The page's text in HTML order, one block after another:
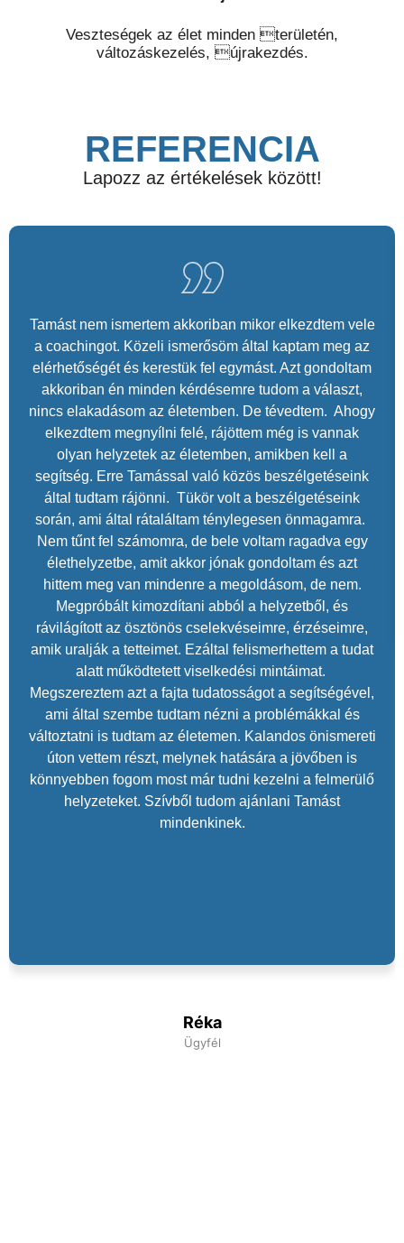
Veszteségek az élet minden területén,
változáskezelés, újrakezdés.
REFERENCIA
Lapozz az értékelések között!
Réka
Ügyfél
Tamást nem ismertem akkoriban mikor elkezdtem vele
a coachingot. Közeli ismerősöm által kaptam meg az
elérhetőségét és kerestük fel egymást. Azt gondoltam
akkoriban én minden kérdésemre tudom a választ,
nincs elakadásom az életemben. De tévedtem. Ahogy
elkezdtem megnyílni felé, rájöttem még is vannak
olyan helyzetek az életemben, amikben kell a
segítség. Erre Tamással való közös beszélgetéseink
által tudtam rájönni. Tükör volt a beszélgetéseink
során, ami által rátaláltam ténylegesen önmagamra.
Nem tűnt fel számomra, de bele voltam ragadva egy
élethelyzetbe, amit akkor jónak gondoltam és azt
hittem meg van mindenre a megoldásom, de nem.
Megpróbált kimozdítani abból a helyzetből, és
rávilágított az ösztönös cselekvéseimre, érzéseimre,
amik uralják a tetteimet. Ezáltal felismerhettem a tudat
alatt működtetett viselkedési mintáimat.
Megszereztem azt a fajta tudatosságot a segítségével,
ami által szembe tudtam nézni a problémákkal és
változtatni is tudtam az életemen. Kalandos önismereti
úton vettem részt, melynek hatására a jövőben is
könnyebben fogom most már tudni kezelni a felmerülő
helyzeteket. Szívből tudom ajánlani Tamást
mindenkinek.